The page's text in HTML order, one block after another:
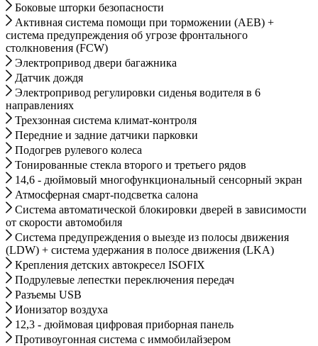
Боковые шторки безопасности
Активная система помощи при торможении (AEB) +
система предупреждения об угрозе фронтального
столкновения (FCW)
Электропривод двери багажника
Датчик дождя
Электропривод регулировки сиденья водителя в 6
направлениях
Трехзонная система климат-контроля
Передние и задние датчики парковки
Подогрев рулевого колеса
Тонированные стекла второго и третьего рядов
14,6 - дюймовый многофункциональный сенсорный экран
Атмосферная смарт-подсветка салона
Система автоматической блокировки дверей в зависимости
от скорости автомобиля
Система предупреждения о выезде из полосы движения
(LDW) + система удержания в полосе движения (LKA)
Крепления детских автокресел ISOFIX
Подрулевые лепестки переключения передач
Разъемы USB
Ионизатор воздуха
12,3 - дюймовая цифровая приборная панель
Противоугонная система с иммобилайзером